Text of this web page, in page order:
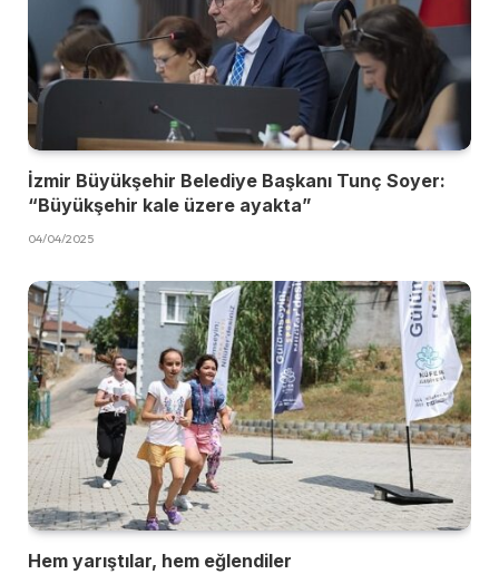
İzmir Büyükşehir Belediye Başkanı Tunç Soyer:
“Büyükşehir kale üzere ayakta”
04/04/2025
Hem yarıştılar, hem eğlendiler